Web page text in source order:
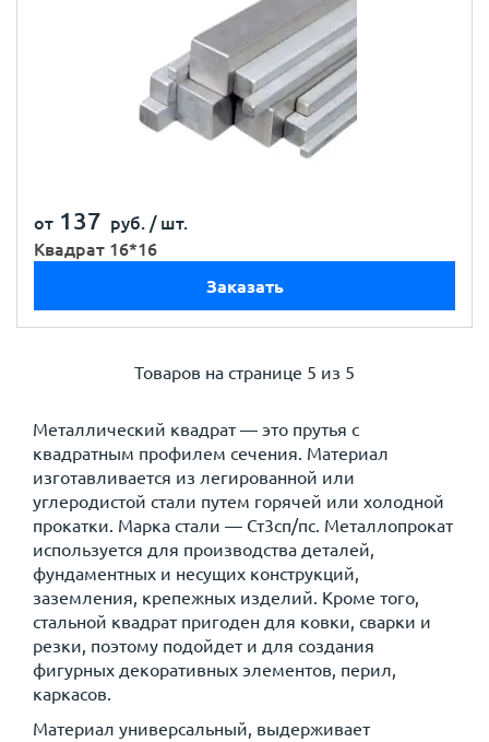
от 137 руб. / шт.
Квадрат 16*16
Заказать
Товаров на странице 5 из 5
Металлический квадрат — это прутья с
квадратным профилем сечения. Материал
изготавливается из легированной или
углеродистой стали путем горячей или холодной
прокатки. Марка стали — Ст3сп/пс. Металлопрокат
используется для производства деталей,
фундаментных и несущих конструкций,
заземления, крепежных изделий. Кроме того,
стальной квадрат пригоден для ковки, сварки и
резки, поэтому подойдет и для создания
фигурных декоративных элементов, перил,
каркасов.
Материал универсальный, выдерживает